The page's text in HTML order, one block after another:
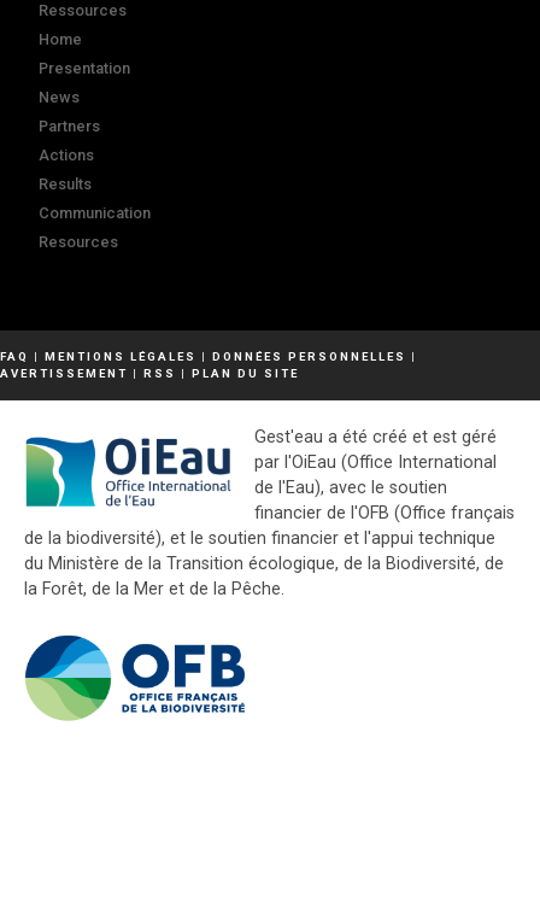
Ressources
Home
Presentation
News
Partners
Actions
Results
Communication
Resources
FAQ | MENTIONS LÉGALES | DONNÉES PERSONNELLES
|
AVERTISSEMENT | RSS | PLAN DU SITE
Gest'eau a été créé et est géré
par l'OiEau (Office International
de l'Eau), avec le soutien
financier de l'OFB (Office français
de la biodiversité), et le soutien financier et l'appui technique
du Ministère de la Transition écologique, de la Biodiversité, de
la Forêt, de la Mer et de la Pêche.